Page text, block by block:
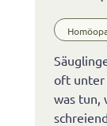
oft unter
was tun,